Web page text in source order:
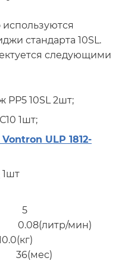
стандарта 10SL.
следующими
РР5 10SL 2шт;
1шт;
ULP 1812-
1шт
5
0.08(литр/мин)